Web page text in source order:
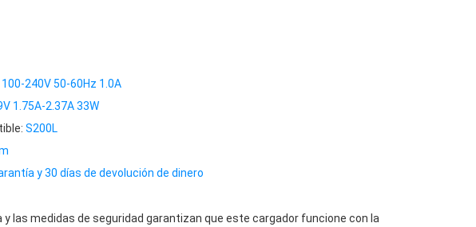
100-240V 50-60Hz 1.0A
1.75A-2.37A 33W
S200L
y 30 días de devolución de dinero
las medidas de seguridad garantizan que este cargador funcione con la